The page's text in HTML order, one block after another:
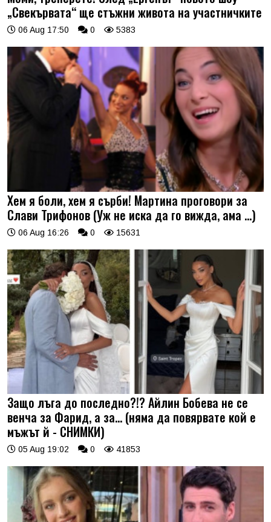
„Свекървата“ ще стъжни живота на участничките
06 Aug 17:50 0 5383
Хем я боли, хем я сърби! Мартина проговори за
Слави Трифонов (Уж не иска да го вижда, ама …)
06 Aug 16:26 0 15631
Защо лъга до последно?!? Айлин Бобева не се
венча за Фарид, а за... (няма да повярвате кой е
мъжът й - СНИМКИ)
05 Aug 19:02 0 41853